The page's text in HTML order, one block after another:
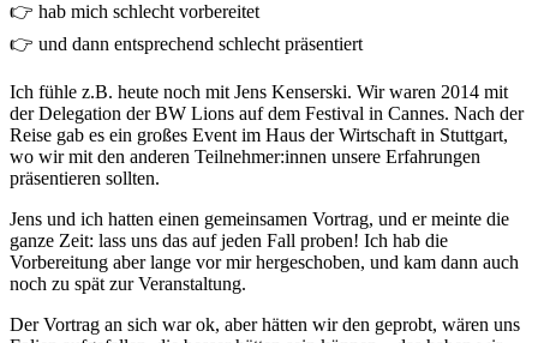
👉 hab mich schlecht vorbereitet
👉 und dann entsprechend schlecht präsentiert
Ich fühle z.B. heute noch mit Jens Kenserski. Wir waren 2014 mit
der Delegation der BW Lions auf dem Festival in Cannes. Nach der
Reise gab es ein großes Event im Haus der Wirtschaft in Stuttgart,
wo wir mit den anderen Teilnehmer:innen unsere Erfahrungen
präsentieren sollten.
Jens und ich hatten einen gemeinsamen Vortrag, und er meinte die
ganze Zeit: lass uns das auf jeden Fall proben! Ich hab die
Vorbereitung aber lange vor mir hergeschoben, und kam dann auch
noch zu spät zur Veranstaltung.
Der Vortrag an sich war ok, aber hätten wir den geprobt, wären uns